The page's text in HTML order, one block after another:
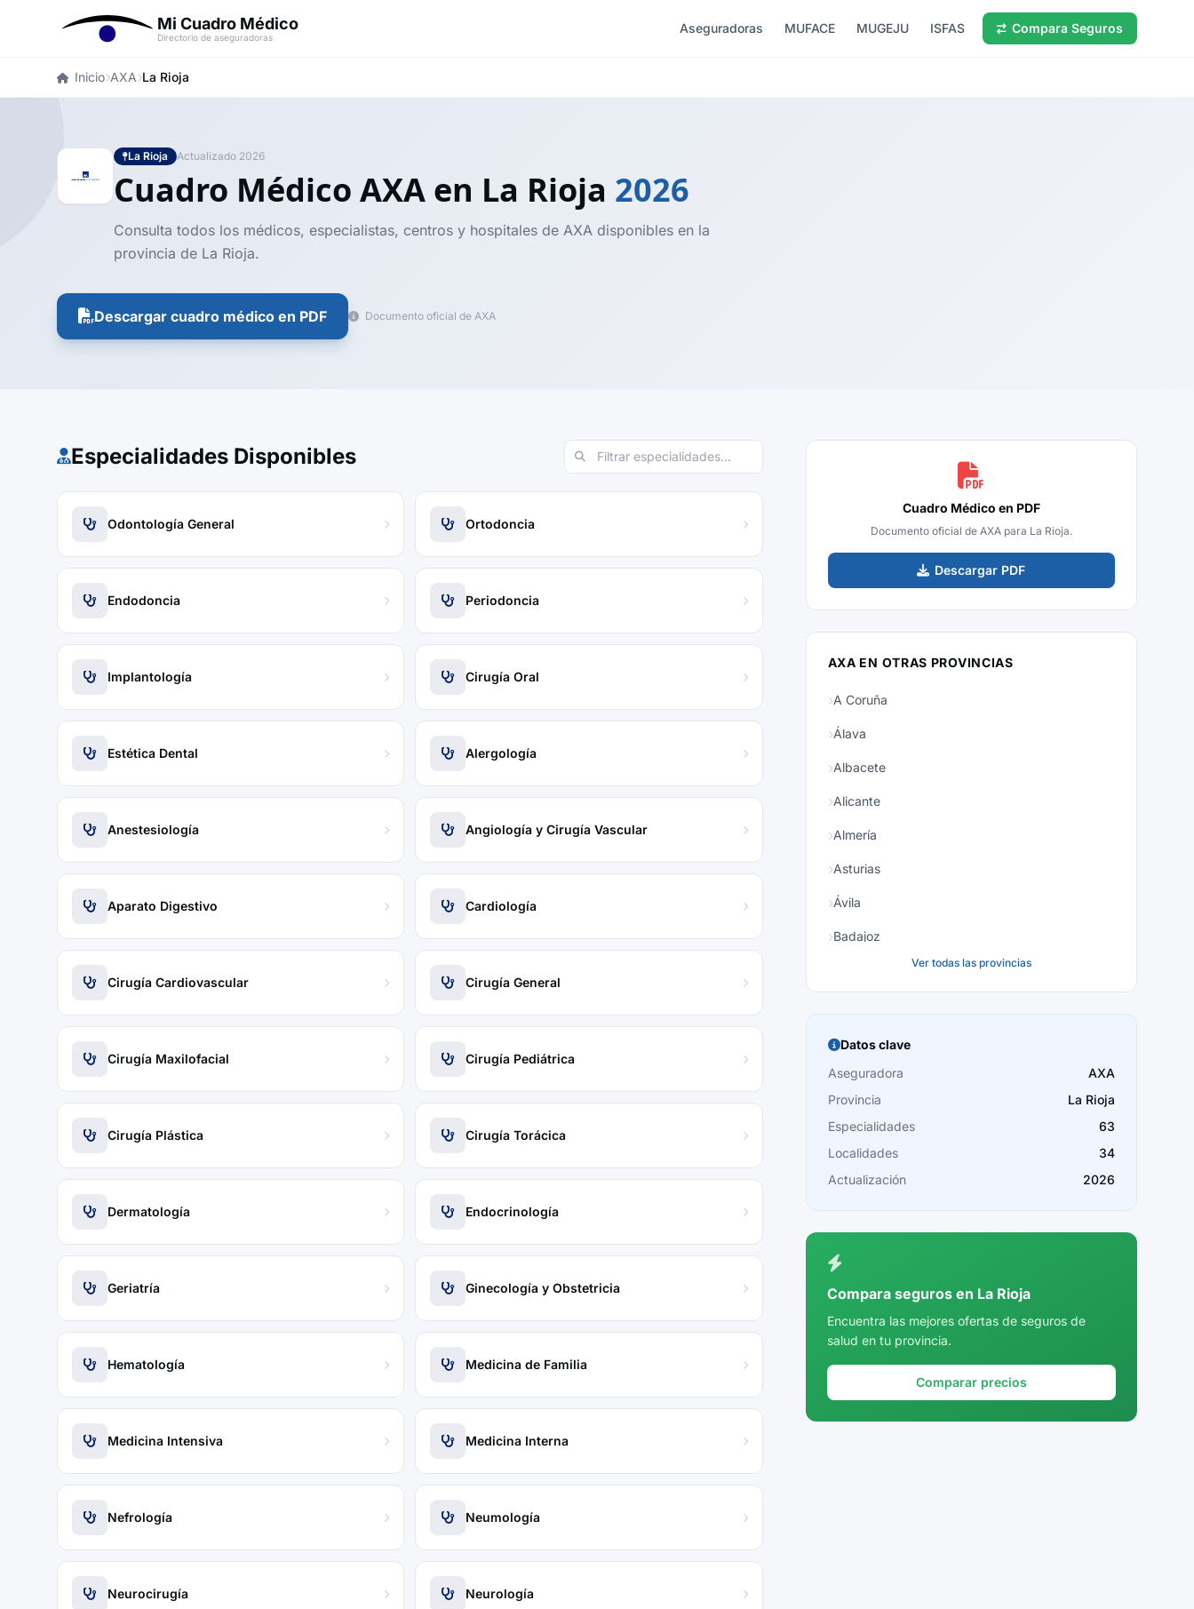
Mi Cuadro Médico
Directorio de aseguradoras
Aseguradoras MUFACE MUGEJU ISFAS Compara Seguros
Inicio AXA La Rioja
La Rioja Actualizado 2026
Cuadro Médico AXA en La Rioja 2026
Consulta todos los médicos, especialistas, centros y hospitales de AXA disponibles en la
provincia de La Rioja.
Descargar cuadro médico en PDF Documento oficial de AXA
Especialidades Disponibles
Odontología General Ortodoncia
Endodoncia Periodoncia
Implantología Cirugía Oral
Estética Dental Alergología
Anestesiología Angiología y Cirugía Vascular
Aparato Digestivo Cardiología
Cirugía Cardiovascular Cirugía General
Cirugía Maxilofacial Cirugía Pediátrica
Cirugía Plástica Cirugía Torácica
Dermatología Endocrinología
Geriatría Ginecología y Obstetricia
Hematología Medicina de Familia
Medicina Intensiva Medicina Interna
Nefrología Neumología
Neurocirugía Neurología
Cuadro Médico en PDF
Documento oficial de AXA para La Rioja.
Descargar PDF
AXA EN OTRAS PROVINCIAS
A Coruña
Álava
Albacete
Alicante
Almería
Asturias
Ávila
Badajoz
Burgos
Cáceres
Cádiz
Cantabria
Castellón
Córdoba
Cuenca
Girona
Ver todas las provincias
Datos clave
Aseguradora
AXA
Provincia
La Rioja
Especialidades
63
Localidades
34
Actualización
2026
Compara seguros en La Rioja
Encuentra las mejores ofertas de seguros de
salud en tu provincia.
Comparar precios